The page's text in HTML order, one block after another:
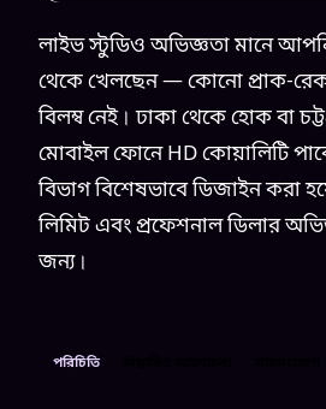
লাইভ স্টুডিও অভিজ্ঞতা মানে
থেকে খেলছেন — কোনো প্রাক-
বিলম্ব নেই। ঢাকা থেকে হোক বা
মোবাইল ফোনে HD কোয়ালিটি
বিভাগ বিশেষভাবে ডিজাইন করা
লিমিট এবং প্রফেশনাল ডিলার
জন্য।
পরিচিতি